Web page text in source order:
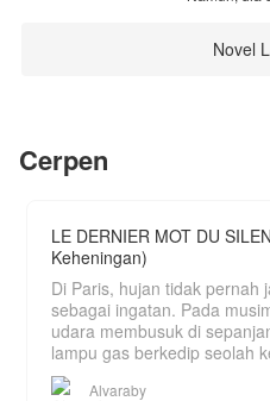
begitu saja?
Dan siapa
tubuh
Cerita ini
Novel
Cerpen
LE DERNIER MOT DU
Keheningan)
Di Paris, hujan tidak pernah
sebagai ingatan. Pada
udara membusuk di
lampu gas berkedip seolah
Alvaraby